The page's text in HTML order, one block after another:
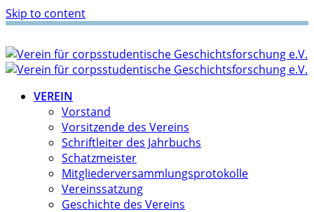
Skip to content
VEREIN
Vorstand
Vorsitzende des Vereins
Schriftleiter des Jahrbuchs
Schatzmeister
Mitgliederversammlungsprotokolle
Vereinssatzung
Geschichte des Vereins